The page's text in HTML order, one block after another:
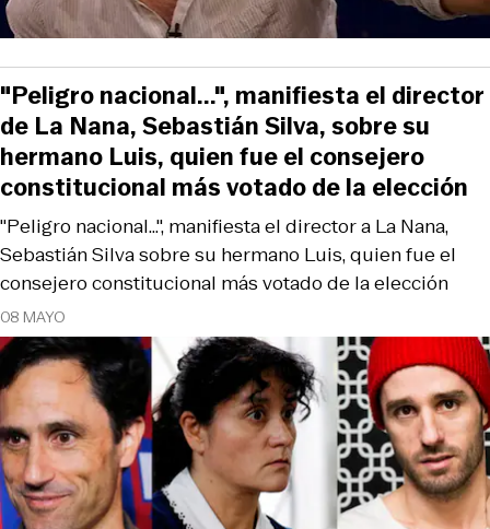
08 MAYO
"Peligro nacional...", manifiesta el director a La Nana,
Sebastián Silva sobre su hermano Luis, quien fue el
consejero constitucional más votado de la elección
"Peligro nacional...", manifiesta el director
de La Nana, Sebastián Silva, sobre su
hermano Luis, quien fue el consejero
constitucional más votado de la elección